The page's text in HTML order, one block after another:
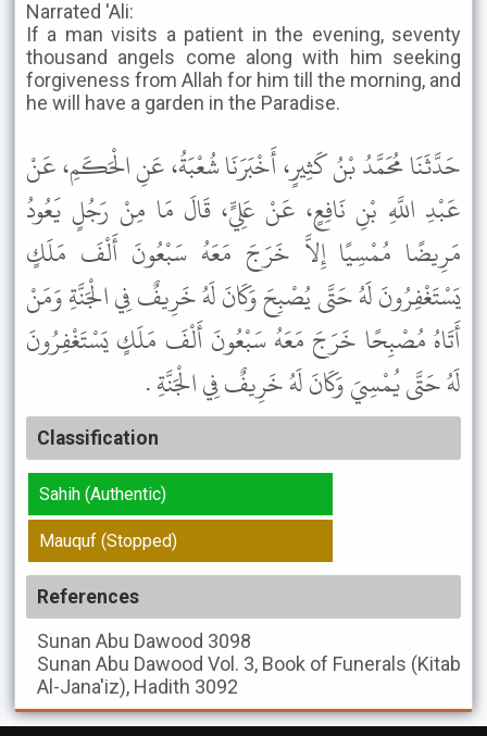
Narrated 'Ali:
If a man visits a patient in the evening, seventy
thousand angels come along with him seeking
forgiveness from Allah for him till the morning, and
he will have a garden in the Paradise.
حَدَّثَنَا مُحَمَّدُ بْنُ كَثِيرٍ، أَخْبَرَنَا شُعْبَةُ، عَنِ الْحَكَمِ، عَنْ
عَبْدِ اللَّهِ بْنِ نَافِعٍ، عَنْ عَلِيٍّ، قَالَ مَا مِنْ رَجُلٍ يَعُودُ
مَرِيضًا مُمْسِيًا إِلاَّ خَرَجَ مَعَهُ سَبْعُونَ أَلْفَ مَلَكٍ
يَسْتَغْفِرُونَ لَهُ حَتَّى يُصْبِحَ وَكَانَ لَهُ خَرِيفٌ فِي الْجَنَّةِ وَمَنْ
أَتَاهُ مُصْبِحًا خَرَجَ مَعَهُ سَبْعُونَ أَلْفَ مَلَكٍ يَسْتَغْفِرُونَ
لَهُ حَتَّى يُمْسِيَ وَكَانَ لَهُ خَرِيفٌ فِي الْجَنَّةِ .
Classification
Sahih (Authentic)
Mauquf (Stopped)
References
Sunan Abu Dawood 3098
Sunan Abu Dawood Vol. 3, Book of Funerals (Kitab
Al-Jana'iz), Hadith 3092